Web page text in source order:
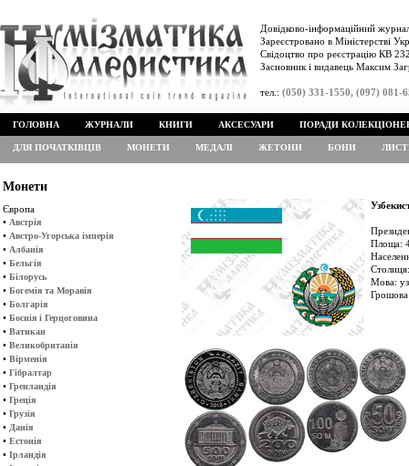
Довідково-інформаційний
Зареєстровано в Міністерстві
Свідоцтво про реєстрацію КВ
Засновник і видавець Максим
тел.: (050) 331-1550, (097) 081-
ГОЛОВНА ЖУРНАЛИ КНИГИ АКСЕСУАРИ ПОРАДИ
ДЛЯ ПОЧАТКІВЦІВ МОНЕТИ МЕДАЛІ ЖЕТОНИ БОНИ
Монети
Європа
• Австрія
• Австро-Угорська імперія
• Албанія
• Бельгія
• Білорусь
• Богемія та Моравія
• Болгарія
• Боснія і Герцоговина
• Ватикан
• Великобританія
• Вірменія
• Гібралтар
• Гренландія
• Греція
• Грузія
• Данія
• Естонія
• Ірландія
Площа:
Мова: